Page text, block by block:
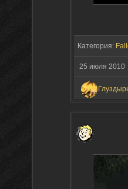
Категория:
25 июля 2010